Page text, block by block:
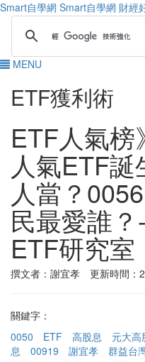
Smart自學網 Smart自學網 財經
MENU
ETF獲利術
ETF人氣榜
人氣ETF
人當？
民最愛誰
ETF研究室
撰文者：謝宜孝 更新時間：
關鍵字：
0050
ETF 高股息 元大高
息
00919 謝宜孝
群益台